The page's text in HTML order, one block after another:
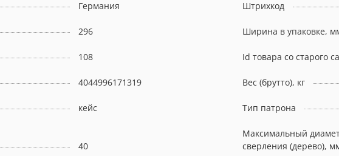
Германия Штрихкод
296 Ширина в упаковке,
108 Id товара со старого
4044996171319 Вес (брутто), кг
кейс Тип патрона
40
Максимальный
сверления (дерево),